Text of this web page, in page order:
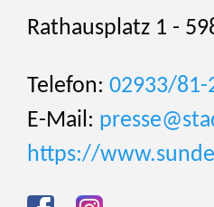
Rathausplatz 1 -
Telefon: 02933/81-
E-Mail:
https://